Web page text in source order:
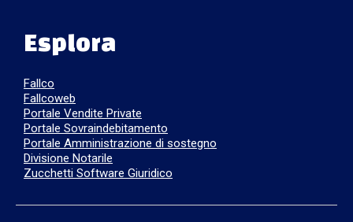
Esplora
Fallco
Fallcoweb
Portale Vendite Private
Portale Sovraindebitamento
Portale Amministrazione di sostegno
Divisione Notarile
Zucchetti Software Giuridico